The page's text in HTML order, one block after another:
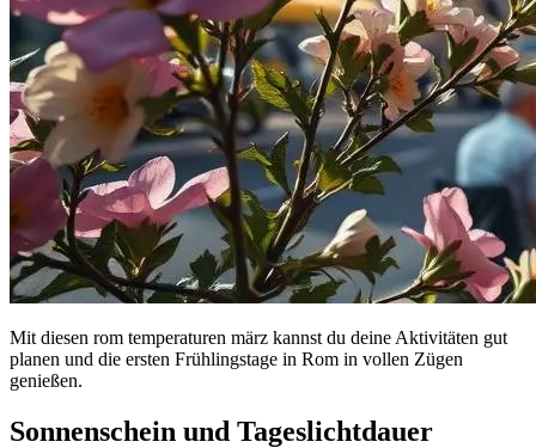
Mit diesen rom temperaturen märz kannst du deine Aktivitäten gut
planen und die ersten Frühlingstage in Rom in vollen Zügen
genießen.
Sonnenschein und Tageslichtdauer